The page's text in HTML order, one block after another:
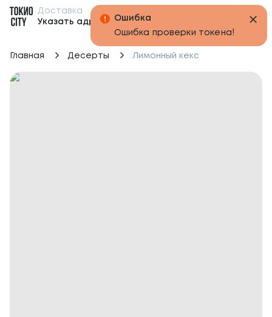
Доставка
Указать адрес
Главная Десерты Лимонный кекс